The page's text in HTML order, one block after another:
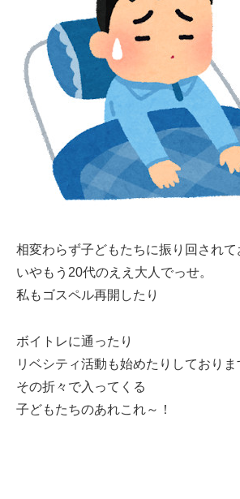
相変わらず子どもたちに振り回されて
いやもう20代のええ大人でっせ。
私もゴスペル再開したり
ボイトレに通ったり
リベシティ活動も始めたりしておりま
その折々で入ってくる
子どもたちのあれこれ～！